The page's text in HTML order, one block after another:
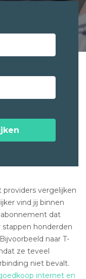
vergelijken
vind jij binnen
dat
honderden
naar T-
ze teveel
niet bevalt.
internet en